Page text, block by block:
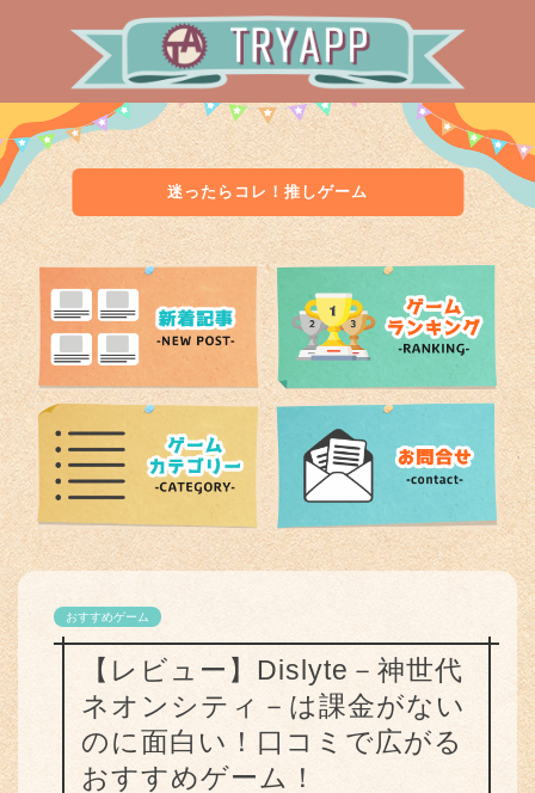
迷ったらコレ！推しゲーム
おすすめゲーム
【レビュー】Dislyte－神世代
ネオンシティ－は課金がない
のに面白い！口コミで広がる
おすすめゲーム！